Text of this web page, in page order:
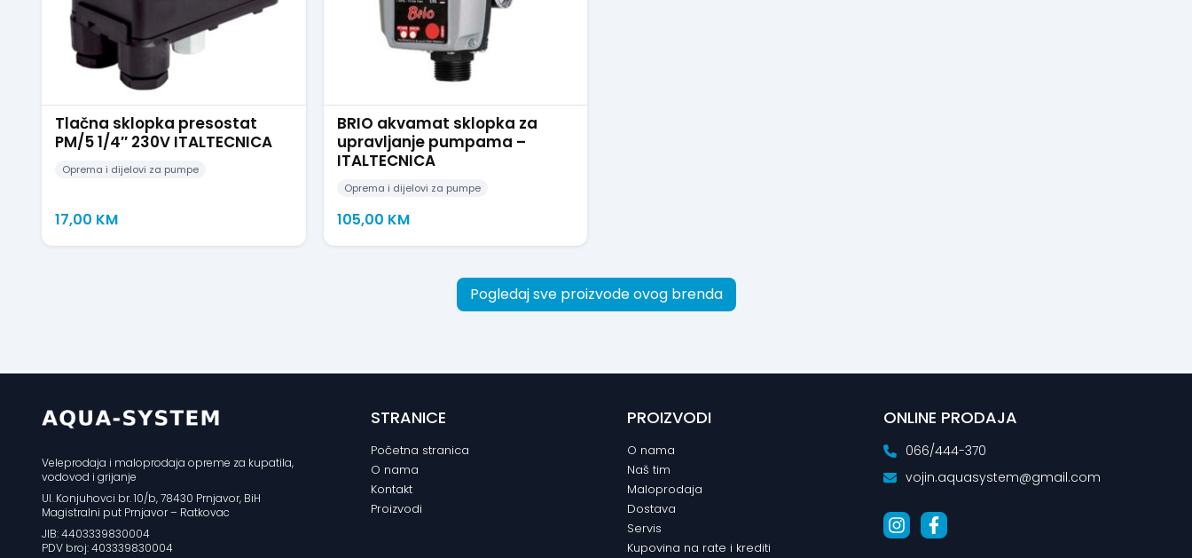
Tlačna sklopka presostat
PM/5 1/4″ 230V ITALTECNICA
Oprema i dijelovi za pumpe
17,00 KM
BRIO akvamat sklopka za
upravljanje pumpama –
ITALTECNICA
Oprema i dijelovi za pumpe
105,00 KM
Pogledaj sve proizvode ovog brenda
Veleprodaja i maloprodaja opreme za kupatila,
vodovod i grijanje
Ul. Konjuhovci br. 10/b, 78430 Prnjavor, BiH
Magistralni put Prnjavor – Ratkovac
JIB: 4403339830004
PDV broj: 403339830004
STRANICE
Početna stranica
O nama
Kontakt
Proizvodi
PROIZVODI
O nama
Naš tim
Maloprodaja
Dostava
Servis
Kupovina na rate i krediti
ONLINE PRODAJA
066/444-370
vojin.aquasystem@gmail.com